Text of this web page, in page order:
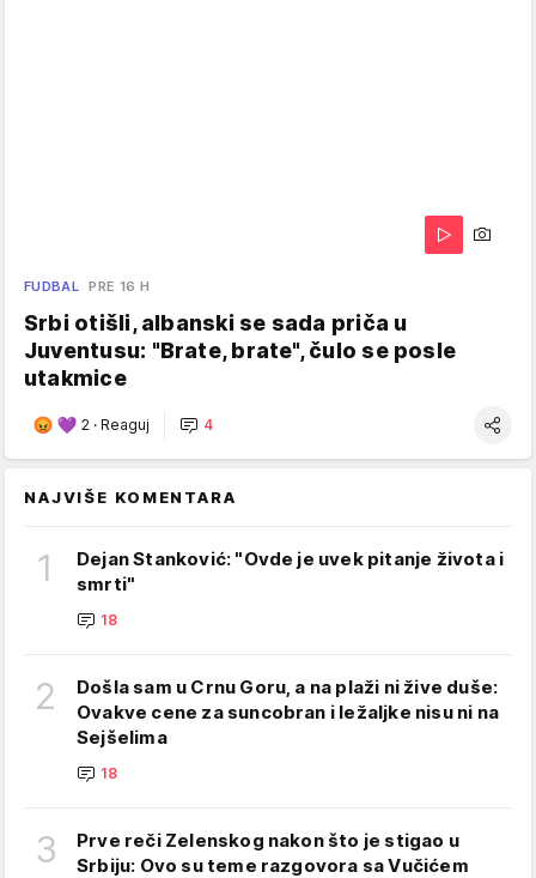
FUDBAL PRE 16 H
Srbi otišli, albanski se sada priča u
Juventusu: "Brate, brate", čulo se posle
utakmice
2 · Reaguj 4
NAJVIŠE KOMENTARA
1
Dejan Stanković: "Ovde je uvek pitanje života i
smrti"
18
2
Došla sam u Crnu Goru, a na plaži ni žive duše:
Ovakve cene za suncobran i ležaljke nisu ni na
Sejšelima
18
3
Prve reči Zelenskog nakon što je stigao u
Srbiju: Ovo su teme razgovora sa Vučićem